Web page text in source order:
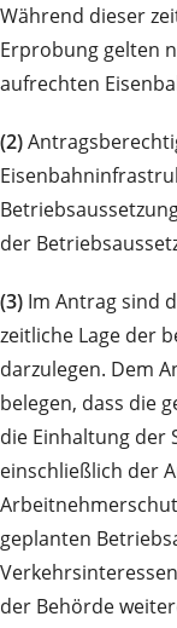
Während dieser
Erprobung gelten
aufrechten
(2)
der
(3) Im Antrag sind
zeitliche Lage der
darzulegen. Dem
belegen, dass die
die Einhaltung der
einschließlich der
geplanten
der Behörde